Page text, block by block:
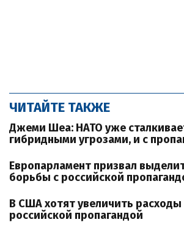
ЧИТАЙТЕ ТАКЖЕ
Джеми Шеа: НАТО уже
гибридными угрозами, и с
Европарламент призвал
борьбы с российской
В США хотят увеличить расходы
российской пропагандой